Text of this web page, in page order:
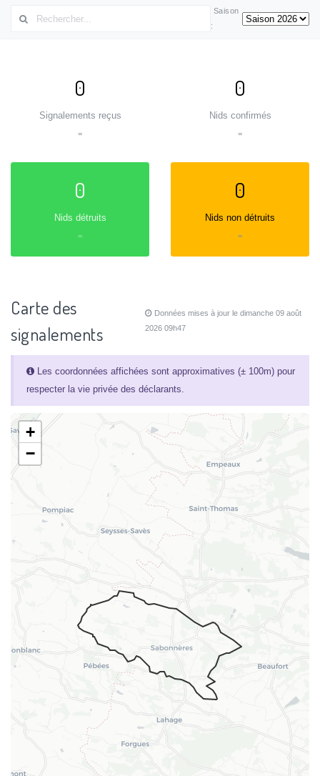
Saison
:
0
Signalements reçus
=
0
Nids confirmés
=
0
Nids détruits
=
0
Nids non détruits
=
Carte des
signalements
Données mises à jour le dimanche 09 août
2026 09h47
Les coordonnées affichées sont approximatives (± 100m) pour
respecter la vie privée des déclarants.
+
−